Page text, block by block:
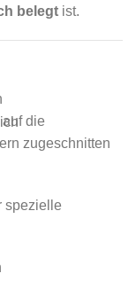
belegt ist.
die
zugeschnitten
spezielle